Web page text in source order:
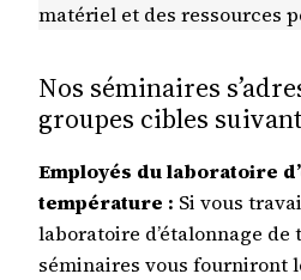
matériel et des ressources
Nos séminaires
groupes cibles
Employés du laboratoire
température : Si vous
laboratoire d’étalonnage
séminaires vous fourniront